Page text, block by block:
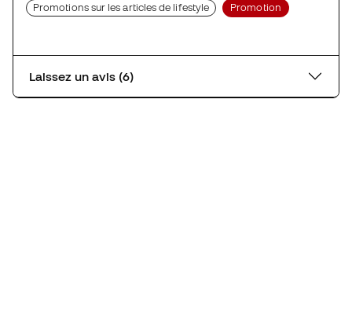
Promotions sur les articles de lifestyle Promotion
Laissez un avis (6)